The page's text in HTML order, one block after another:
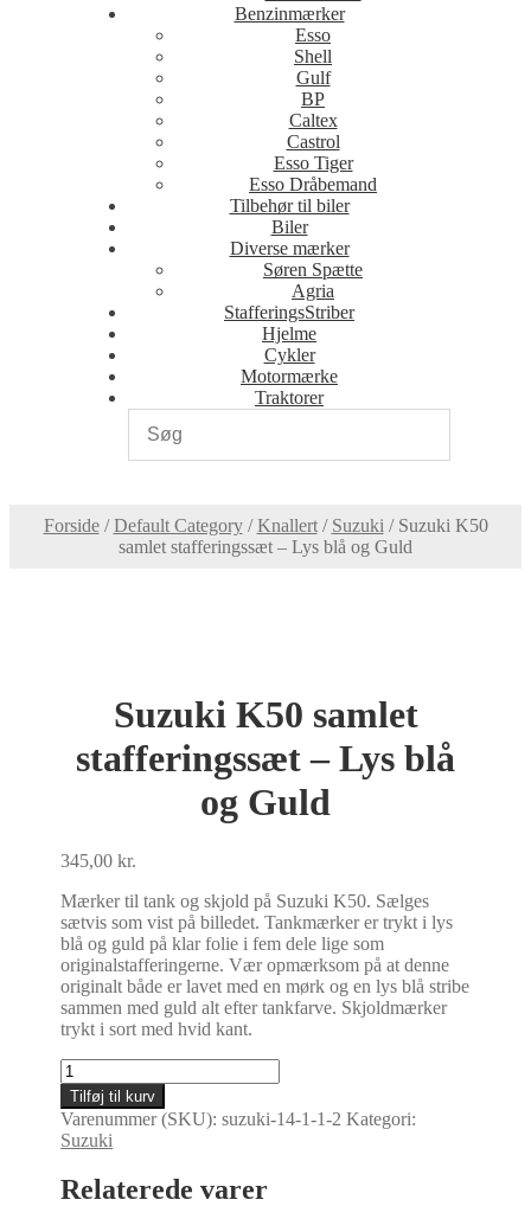
Benzinmærker
Esso
Shell
Gulf
BP
Caltex
Castrol
Esso Tiger
Esso Dråbemand
Tilbehør til biler
Biler
Diverse mærker
Søren Spætte
Agria
StafferingsStriber
Hjelme
Cykler
Motormærke
Traktorer
Forside/Default Category/Knallert/ Suzuki / Suzuki K50
samlet stafferingssæt – Lys blå og Guld
Suzuki K50 samlet
stafferingssæt – Lys blå
og Guld
345,00kr.
Mærker til tank og skjold på Suzuki K50. Sælges
sætvis som vist på billedet. Tankmærker er trykt i lys
blå og guld på klar folie i fem dele lige som
originalstafferingerne. Vær opmærksom på at denne
originalt både er lavet med en mørk og en lys blå stribe
sammen med guld alt efter tankfarve. Skjoldmærker
trykt i sort med hvid kant.
Suzuki
K50
samlet
stafferingssæt
-
blå
Tilføj til kurv
Varenummer (SKU):suzuki-14-1-1-2 Kategori:
Suzuki
Relaterede varer